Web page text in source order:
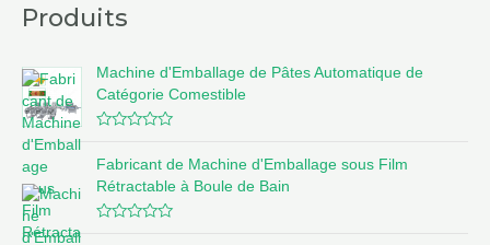
Produits
Machine d'Emballage de Pâtes Automatique de
Catégorie Comestible
t
e
s
Fabricant de Machine d'Emballage sous Film
Rétractable à Boule de Bain